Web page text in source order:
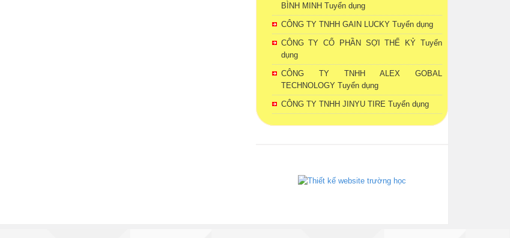
BÌNH MINH Tuyển dụng
CÔNG TY TNHH GAIN LUCKY Tuyển dụng
CÔNG TY CỔ PHẦN SỢI THẾ KỶ Tuyển
dụng
CÔNG TY TNHH ALEX GOBAL
TECHNOLOGY Tuyển dụng
CÔNG TY TNHH JINYU TIRE Tuyển dụng